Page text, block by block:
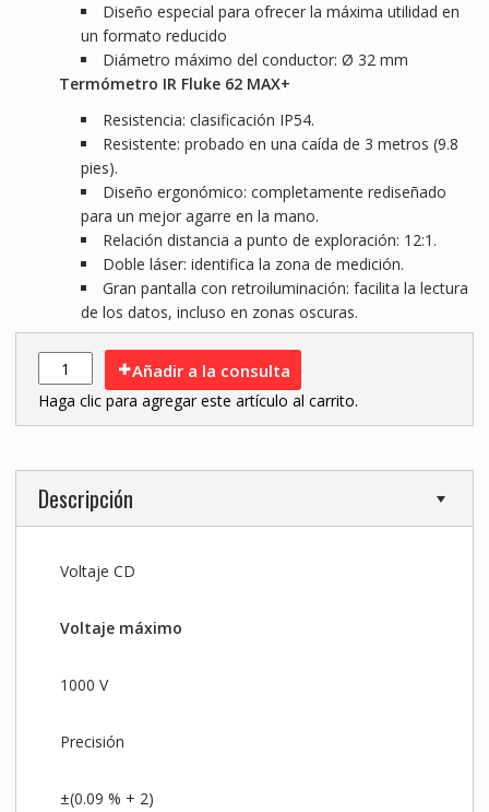
Diseño especial para ofrecer la máxima utilidad en
un formato reducido
Diámetro máximo del conductor: Ø 32 mm
Termómetro IR Fluke 62 MAX+
Resistencia: clasificación IP54.
Resistente: probado en una caída de 3 metros (9.8
pies).
Diseño ergonómico: completamente rediseñado
para un mejor agarre en la mano.
Relación distancia a punto de exploración: 12:1.
Doble láser: identifica la zona de medición.
Gran pantalla con retroiluminación: facilita la lectura
de los datos, incluso en zonas oscuras.
Añadir a la consulta
Haga clic para agregar este artículo al carrito.
Descripción
Voltaje CD
Voltaje máximo
1000 V
Precisión
±(0.09 % + 2)